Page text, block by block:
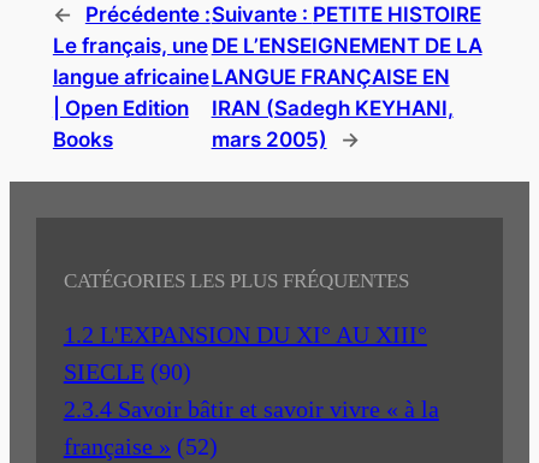
←
Précédente :
Le français, une
langue africaine
| Open Edition
Books
Suivante : PETITE HISTOIRE
DE L’ENSEIGNEMENT DE LA
LANGUE FRANÇAISE EN
IRAN (Sadegh KEYHANI,
mars 2005)
→
CATÉGORIES LES PLUS FRÉQUENTES
1.2 L'EXPANSION DU XI° AU XIII°
SIECLE (90)
2.3.4 Savoir bâtir et savoir vivre « à la
française » (52)